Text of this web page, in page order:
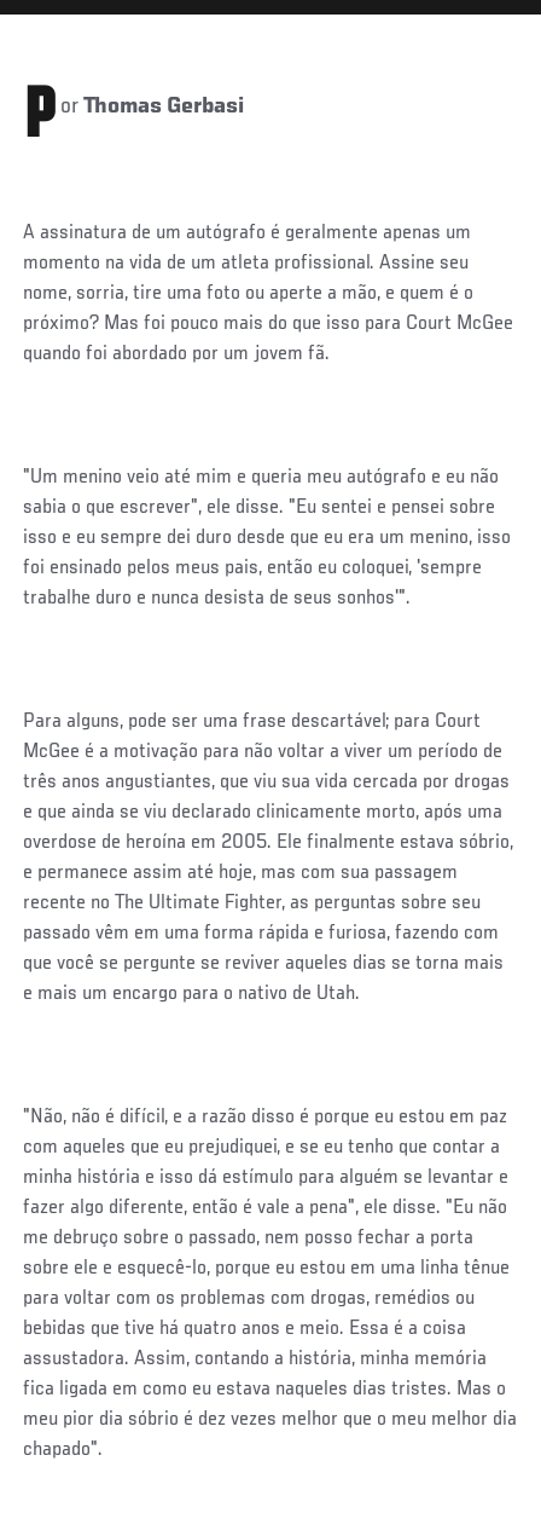
P orThomas Gerbasi
A assinatura de um autógrafo é geralmente apenas um
momento na vida de um atleta profissional. Assine seu
nome, sorria, tire uma foto ou aperte a mão, e quem é o
próximo? Mas foi pouco mais do que isso para Court McGee
quando foi abordado por um jovem fã.
"Um menino veio até mim e queria meu autógrafo e eu não
sabia o que escrever", ele disse. "Eu sentei e pensei sobre
isso e eu sempre dei duro desde que eu era um menino, isso
foi ensinado pelos meus pais, então eu coloquei, 'sempre
trabalhe duro e nunca desista de seus sonhos'".
Para alguns, pode ser uma frase descartável; para Court
McGee é a motivação para não voltar a viver um período de
três anos angustiantes, que viu sua vida cercada por drogas
e que ainda se viu declarado clinicamente morto, após uma
overdose de heroína em 2005. Ele finalmente estava sóbrio,
e permanece assim até hoje, mas com sua passagem
recente no The Ultimate Fighter, as perguntas sobre seu
passado vêm em uma forma rápida e furiosa, fazendo com
que você se pergunte se reviver aqueles dias se torna mais
e mais um encargo para o nativo de Utah.
"Não, não é difícil, e a razão disso é porque eu estou em paz
com aqueles que eu prejudiquei, e se eu tenho que contar a
minha história e isso dá estímulo para alguém se levantar e
fazer algo diferente, então é vale a pena", ele disse. "Eu não
me debruço sobre o passado, nem posso fechar a porta
sobre ele e esquecê-lo, porque eu estou em uma linha tênue
para voltar com os problemas com drogas, remédios ou
bebidas que tive há quatro anos e meio. Essa é a coisa
assustadora. Assim, contando a história, minha memória
fica ligada em como eu estava naqueles dias tristes. Mas o
meu pior dia sóbrio é dez vezes melhor que o meu melhor dia
chapado".